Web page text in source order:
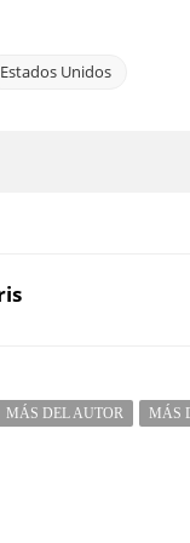
Estados Unidos
MÁS DEL AUTOR MÁS